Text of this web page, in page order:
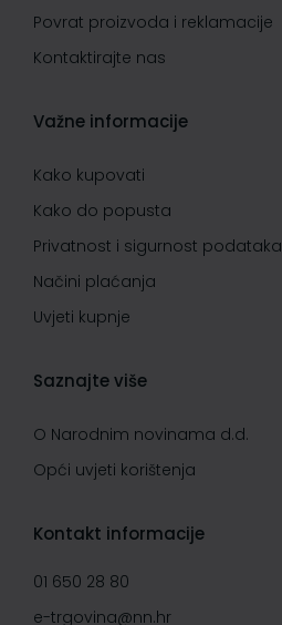
Povrat proizvoda i reklamacije
Kontaktirajte nas
Važne informacije
Kako kupovati
Kako do popusta
Privatnost i sigurnost podataka
Načini plaćanja
Uvjeti kupnje
Saznajte više
O Narodnim novinama d.d.
Opći uvjeti korištenja
Kontakt informacije
01 650 28 80
e-trgovina@nn.hr